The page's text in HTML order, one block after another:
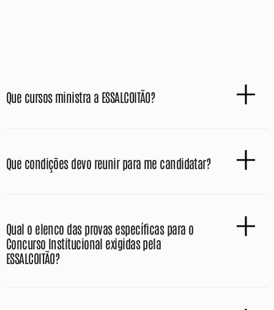
Que cursos ministra a ESSALCOITÃO?
Que condições devo reunir para me candidatar?
Qual o elenco das provas específicas para o
Concurso Institucional exigidas pela
ESSALCOITÃO?